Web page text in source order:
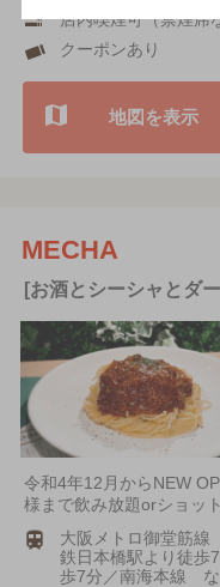
店内喫煙可（禁煙席
クーポンあり
地図を表示
MECHA
[お酒とシーシャとダ
令和4年12月からNEW
様まで飲み放題orショッ
大阪メトロ御堂筋
鉄日本橋駅より徒
歩7分／南海本線 な